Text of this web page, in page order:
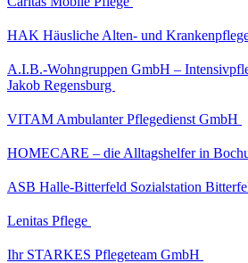
HAK Häusliche Alten- und
A.I.B.-Wohngruppen GmbH –
Jakob Regensburg
VITAM Ambulanter Pflegedienst GmbH
HOMECARE – die Alltagshelfer in
ASB Halle-Bitterfeld Sozialstation
Lenitas Pflege
Ihr STARKES Pflegeteam GmbH